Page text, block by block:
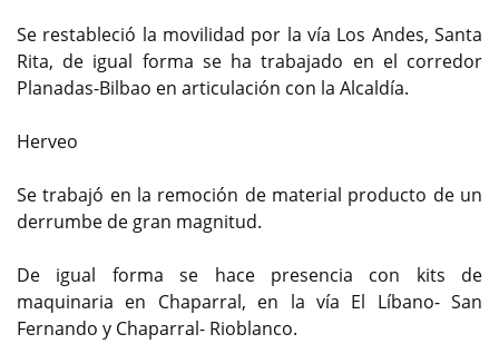
Se restableció la movilidad por la vía Los Andes, Santa
Rita, de igual forma se ha trabajado en el corredor
Planadas-Bilbao en articulación con la Alcaldía.
Herveo
Se trabajó en la remoción de material producto de un
derrumbe de gran magnitud.
De igual forma se hace presencia con kits de
maquinaria en Chaparral, en la vía El Líbano- San
Fernando y Chaparral- Rioblanco.